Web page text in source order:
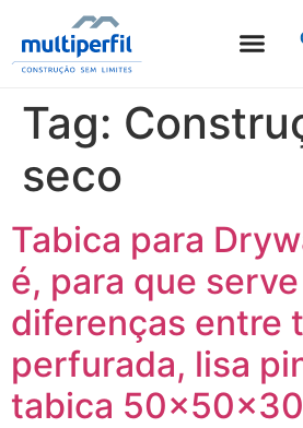
Tag:
seco
Tabica para
é, para que
diferenças entre
perfurada, lisa
tabica